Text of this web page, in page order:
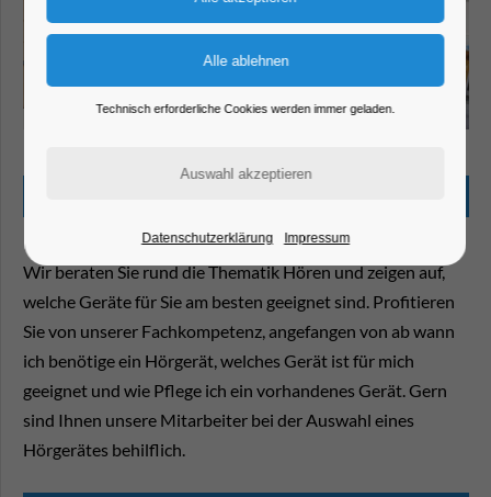
Wir beraten Sie rund die Thematik Hören und zeigen auf,
welche Geräte für Sie am besten geeignet sind. Profitieren
Sie von unserer Fachkompetenz, angefangen von ab wann
ich benötige ein Hörgerät, welches Gerät ist für mich
geeignet und wie Pflege ich ein vorhandenes Gerät. Gern
sind Ihnen unsere Mitarbeiter bei der Auswahl eines
Hörgerätes behilflich.
Technisch erforderliche Cookies werden immer geladen.
Datenschutzerklärung Impressum